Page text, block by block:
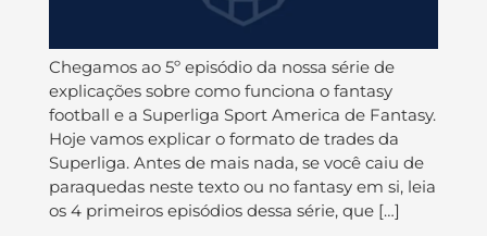
Chegamos ao 5º episódio da nossa série de
explicações sobre como funciona o fantasy
football e a Superliga Sport America de Fantasy.
Hoje vamos explicar o formato de trades da
Superliga. Antes de mais nada, se você caiu de
paraquedas neste texto ou no fantasy em si, leia
os 4 primeiros episódios dessa série, que […]